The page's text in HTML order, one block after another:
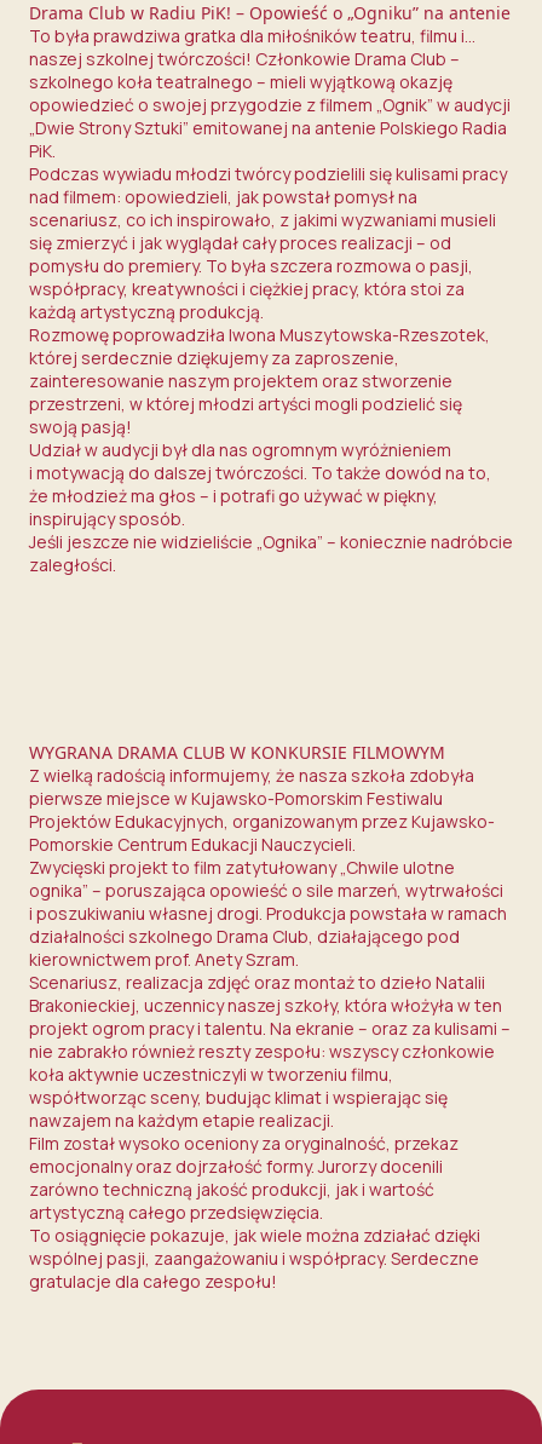
Drama Club w Radiu PiK! – Opowieść o „Ogniku” na antenie
To była prawdziwa gratka dla miłośników teatru, filmu i…
naszej szkolnej twórczości! Członkowie Drama Club –
szkolnego koła teatralnego – mieli wyjątkową okazję
opowiedzieć o swojej przygodzie z filmem „Ognik” w audycji
„Dwie Strony Sztuki” emitowanej na antenie Polskiego Radia
PiK.
Podczas wywiadu młodzi twórcy podzielili się kulisami pracy
nad filmem: opowiedzieli, jak powstał pomysł na
scenariusz, co ich inspirowało, z jakimi wyzwaniami musieli
się zmierzyć i jak wyglądał cały proces realizacji – od
pomysłu do premiery. To była szczera rozmowa o pasji,
współpracy, kreatywności i ciężkiej pracy, która stoi za
każdą artystyczną produkcją.
Rozmowę poprowadziła Iwona Muszytowska-Rzeszotek,
której serdecznie dziękujemy za zaproszenie,
zainteresowanie naszym projektem oraz stworzenie
przestrzeni, w której młodzi artyści mogli podzielić się
swoją pasją!
Udział w audycji był dla nas ogromnym wyróżnieniem
i motywacją do dalszej twórczości. To także dowód na to,
że młodzież ma głos – i potrafi go używać w piękny,
inspirujący sposób.
Jeśli jeszcze nie widzieliście „Ognika” – koniecznie nadróbcie
zaległości.
WYGRANA DRAMA CLUB W KONKURSIE FILMOWYM
Z wielką radością informujemy, że nasza szkoła zdobyła
pierwsze miejsce w Kujawsko-Pomorskim Festiwalu
Projektów Edukacyjnych, organizowanym przez Kujawsko-
Pomorskie Centrum Edukacji Nauczycieli.
Zwycięski projekt to film zatytułowany „Chwile ulotne
ognika” – poruszająca opowieść o sile marzeń, wytrwałości
i poszukiwaniu własnej drogi. Produkcja powstała w ramach
działalności szkolnego Drama Club, działającego pod
kierownictwem prof. Anety Szram.
Scenariusz, realizacja zdjęć oraz montaż to dzieło Natalii
Brakonieckiej, uczennicy naszej szkoły, która włożyła w ten
projekt ogrom pracy i talentu. Na ekranie – oraz za kulisami –
nie zabrakło również reszty zespołu: wszyscy członkowie
koła aktywnie uczestniczyli w tworzeniu filmu,
współtworząc sceny, budując klimat i wspierając się
nawzajem na każdym etapie realizacji.
Film został wysoko oceniony za oryginalność, przekaz
emocjonalny oraz dojrzałość formy. Jurorzy docenili
zarówno techniczną jakość produkcji, jak i wartość
artystyczną całego przedsięwzięcia.
To osiągnięcie pokazuje, jak wiele można zdziałać dzięki
wspólnej pasji, zaangażowaniu i współpracy. Serdeczne
gratulacje dla całego zespołu!